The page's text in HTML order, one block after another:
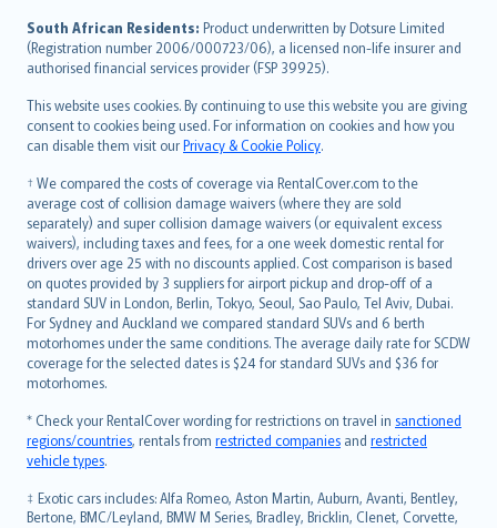
South African Residents: Product underwritten by Dotsure Limited
(Registration number 2006/000723/06), a licensed non-life insurer and
authorised financial services provider (FSP 39925).
This website uses cookies. By continuing to use this website you are giving
consent to cookies being used. For information on cookies and how you
can disable them visit ourPrivacy & Cookie Policy.
† We compared the costs of coverage via RentalCover.com to the
average cost of collision damage waivers (where they are sold
separately) and super collision damage waivers (or equivalent excess
waivers), including taxes and fees, for a one week domestic rental for
drivers over age 25 with no discounts applied. Cost comparison is based
on quotes provided by 3 suppliers for airport pickup and drop-off of a
standard SUV in London, Berlin, Tokyo, Seoul, Sao Paulo, Tel Aviv, Dubai.
For Sydney and Auckland we compared standard SUVs and 6 berth
motorhomes under the same conditions. The average daily rate for SCDW
coverage for the selected dates is $24 for standard SUVs and $36 for
motorhomes.
* Check your RentalCover wording for restrictions on travel in sanctioned
regions/countries, rentals from restricted companies and restricted
vehicle types.
‡ Exotic cars includes: Alfa Romeo, Aston Martin, Auburn, Avanti, Bentley,
Bertone, BMC/Leyland, BMW M Series, Bradley, Bricklin, Clenet, Corvette,
latviešu
Lietuviškai
Bahasa Melayu
Română
српски
Slovensky
Slovenščina
Українська
Tiếng Việt